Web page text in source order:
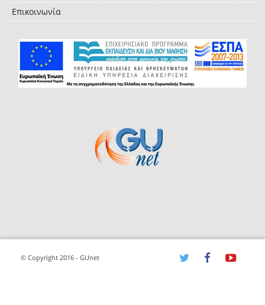
Επικοινωνία
© Copyright 2016 - GUnet